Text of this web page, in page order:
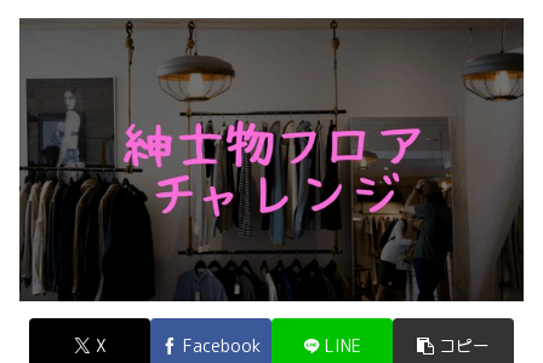
X Facebook LINE コピー